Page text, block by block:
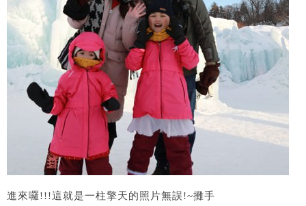
進來囉!!!這就是一柱擎天的照片無誤!~攤手